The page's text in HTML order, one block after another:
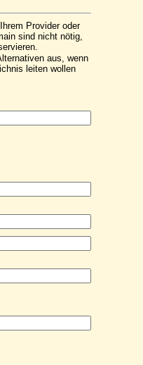
Provider oder
sind nicht nötig,
aus, wenn
leiten wollen